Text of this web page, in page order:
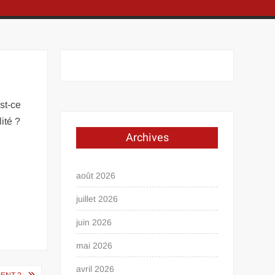
ce
?
Archives
août 2026
juillet 2026
juin 2026
mai 2026
avril 2026